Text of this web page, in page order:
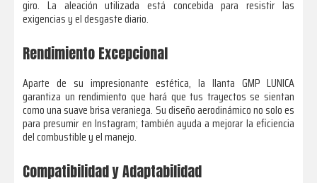
giro. La aleación utilizada está concebida para resistir las
exigencias y el desgaste diario.
Rendimiento Excepcional
Aparte de su impresionante estética, la llanta GMP LUNICA
garantiza un rendimiento que hará que tus trayectos se sientan
como una suave brisa veraniega. Su diseño aerodinámico no solo es
para presumir en Instagram; también ayuda a mejorar la eficiencia
del combustible y el manejo.
Compatibilidad y Adaptabilidad